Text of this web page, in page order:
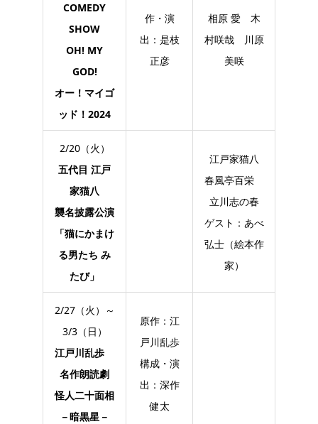
COMEDY
SHOW
OH! MY
GOD!
オー！マイゴ
ッド！2024
作・演
出：是枝
正彦
相原 愛 木
村咲哉 川原
美咲
2/20（火）
五代目 江戸
家猫八
襲名披露公演
「猫にかまけ
る男たち み
たび」
江戸家猫八
春風亭百栄
立川志の春
ゲスト：あべ
弘士（絵本作
家）
2/27（火）～
3/3（日）
江戸川乱歩
名作朗読劇
怪人二十面相
－暗黒星－
原作：江
戸川乱歩
構成・演
出：深作
健太